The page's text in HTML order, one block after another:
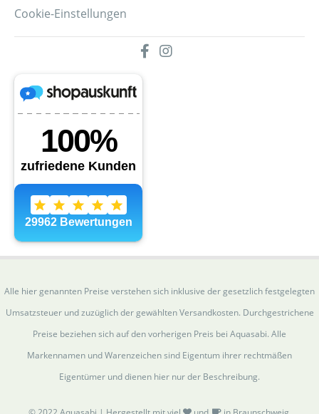
Cookie-Einstellungen
Alle hier genannten Preise verstehen sich inklusive der gesetzlich festgelegten
Umsatzsteuer und zuzüglich der gewählten Versandkosten. Durchgestrichene
Preise beziehen sich auf den vorherigen Preis bei Aquasabi. Alle
Markennamen und Warenzeichen sind Eigentum ihrer rechtmäßen
Eigentümer und dienen hier nur der Beschreibung.